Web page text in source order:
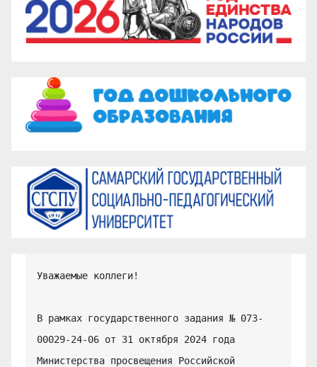
Уважаемые коллеги!
В рамках государственного задания № 073-
00029-24-06 от 31 октября 2024 года
Министерства просвещения Российской